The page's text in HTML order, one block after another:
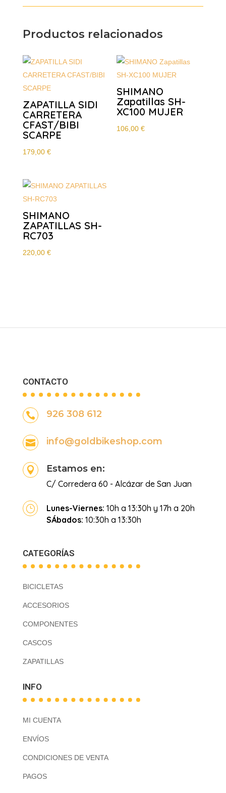
Productos relacionados
ZAPATILLA SIDI
CARRETERA
CFAST/BIBI
SCARPE
179,00 €
SHIMANO
Zapatillas SH-
XC100 MUJER
106,00€
SHIMANO
ZAPATILLAS SH-
RC703
220,00 €
CONTACTO
 926 308 612
 info@goldbikeshop.com
 Estamos en:
C/ Corredera 60 - Alcázar de San Juan
} Lunes-Viernes: 10h a 13:30h y 17h a 20h
SÁbados: 10:30h a 13:30h
CATEGORÍAS
BICICLETAS
ACCESORIOS
COMPONENTES
CASCOS
ZAPATILLAS
INFO
MI CUENTA
ENVÍOS
CONDICIONES DE VENTA
PAGOS